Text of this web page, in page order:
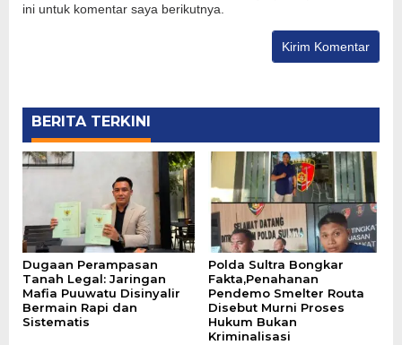
ini untuk komentar saya berikutnya.
BERITA TERKINI
Dugaan Perampasan
Tanah Legal: Jaringan
Mafia Puuwatu Disinyalir
Bermain Rapi dan
Sistematis
Polda Sultra Bongkar
Fakta,Penahanan
Pendemo Smelter Routa
Disebut Murni Proses
Hukum Bukan
Kriminalisasi